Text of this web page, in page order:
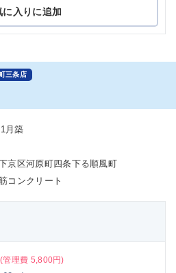
に入りに追加
三条店
月築
京区河原町四条下る順風町
コンクリート
(管理費 5,800円)